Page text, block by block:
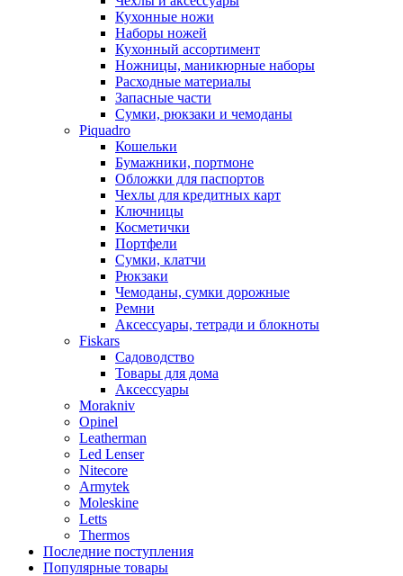
Кухонные ножи
Наборы ножей
Кухонный ассортимент
Ножницы, маникюрные наборы
Расходные материалы
Запасные части
Сумки, рюкзаки и чемоданы
Piquadro
Кошельки
Бумажники, портмоне
Обложки для паспортов
Чехлы для кредитных карт
Ключницы
Косметички
Портфели
Сумки, клатчи
Рюкзаки
Чемоданы, сумки дорожные
Ремни
Аксессуары, тетради и блокноты
Fiskars
Садоводство
Товары для дома
Аксессуары
Morakniv
Opinel
Leatherman
Led Lenser
Nitecore
Armytek
Moleskine
Letts
Thermos
Последние поступления
Популярные товары